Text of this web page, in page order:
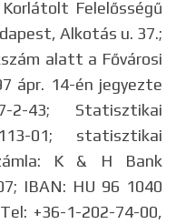
Felelősségű
Alkotás u. 37.;
alatt a Fővárosi
ápr. 14-én jegyezte
2-43; Statisztikai
01; statisztikai
K & H Bank
IBAN: HU 96 1040
+36-1-202-74-00,